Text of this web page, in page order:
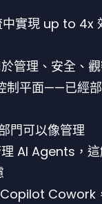
實現 up to 4x
管理、安全、
制平面——已經
門可以像管理
AI Agents，
Cowork